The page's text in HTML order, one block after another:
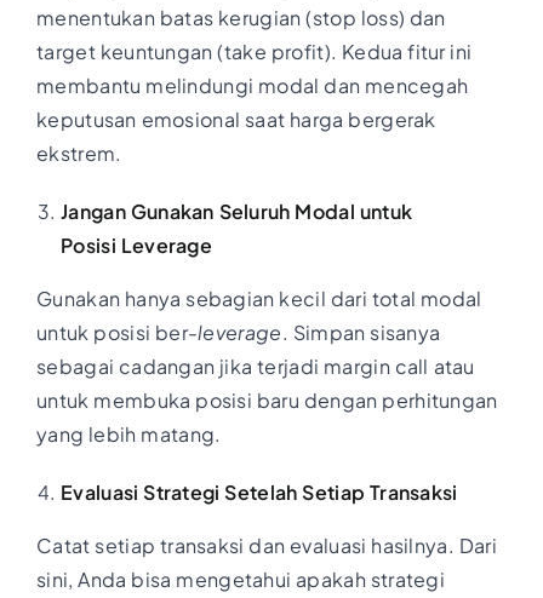
menentukan batas kerugian (stop loss) dan
target keuntungan (take profit). Kedua fitur ini
membantu melindungi modal dan mencegah
keputusan emosional saat harga bergerak
ekstrem.
Jangan Gunakan Seluruh Modal untuk
Posisi Leverage
Gunakan hanya sebagian kecil dari total modal
untuk posisi ber-leverage. Simpan sisanya
sebagai cadangan jika terjadi margin call atau
untuk membuka posisi baru dengan perhitungan
yang lebih matang.
Evaluasi Strategi Setelah Setiap Transaksi
Catat setiap transaksi dan evaluasi hasilnya. Dari
sini, Anda bisa mengetahui apakah strategi